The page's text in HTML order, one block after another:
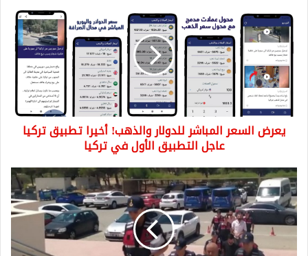
السعر
المباشر
للدولار
والذهب!
أخيرا
تطبيق
تركيا
عاجل
التطبيق
تركيا
يعرض السعر المباشر للدولار والذهب! أخيرا تطبيق تركيا
عاجل التطبيق الأول في تركيا
اختطفت
سورياً
في
إزمير
واقتادته
إلى